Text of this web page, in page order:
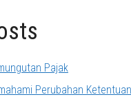
Pajak
Perubahan Ketentuan